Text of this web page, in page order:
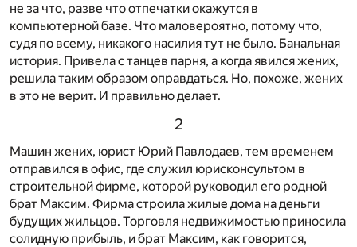
не за что, разве что отпечатки окажутся в
компьютерной базе. Что маловероятно, потому что,
судя по всему, никакого насилия тут не было. Банальная
история. Привела с танцев парня, а когда явился жених,
решила таким образом оправдаться. Но, похоже, жених
в это не верит. И правильно делает.
2
Машин жених, юрист Юрий Павлодаев, тем временем
отправился в офис, где служил юрисконсультом в
строительной фирме, которой руководил его родной
брат Максим. Фирма строила жилые дома на деньги
будущих жильцов. Торговля недвижимостью приносила
солидную прибыль, и брат Максим, как говорится,